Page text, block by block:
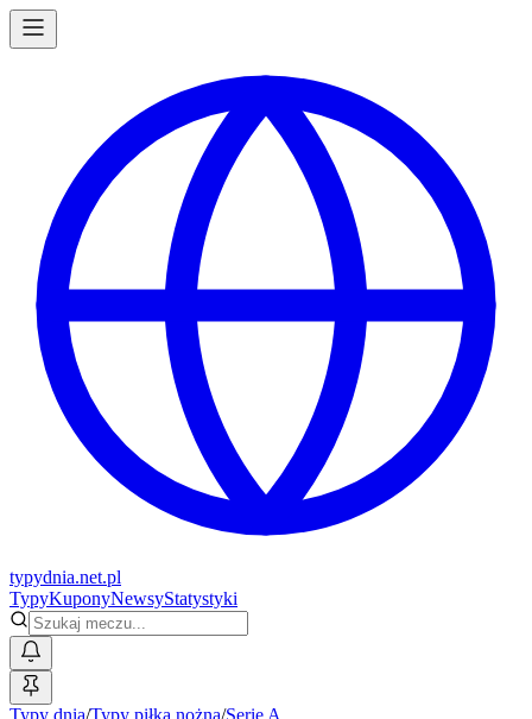
typydnia.net.pl
TypyKuponyNewsyStatystyki
Typy dnia/Typy piłka nożna/Serie A